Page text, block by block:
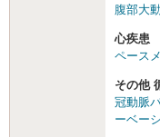
腹部大
心疾患
ペース
その他
冠動脈
ーベー